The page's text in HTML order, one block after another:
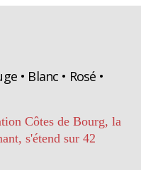
• Blanc • Rosé •
Côtes de Bourg, la
s'étend sur 42